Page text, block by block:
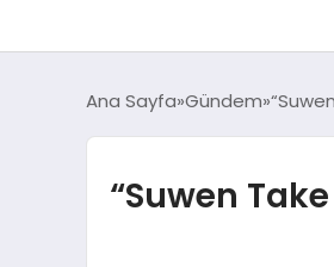
Ana Sayfa Gündem
“Suwen